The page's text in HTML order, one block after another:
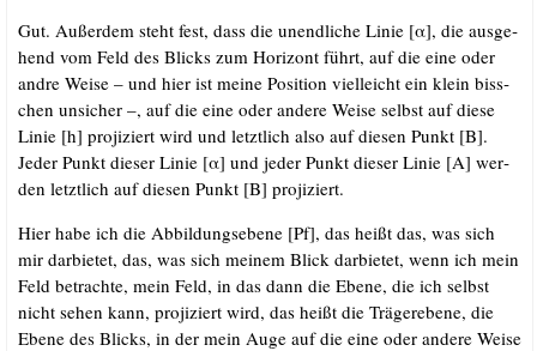
Gut. Außer­dem steht fest, dass die unend­li­che Linie [α], die aus­ge­
hend vom Feld des Blicks zum Hori­zont führt, auf die eine oder
and­re Wei­se – und hier ist mei­ne Posi­ti­on viel­leicht ein klein biss­
chen unsi­cher –, auf die eine oder ande­re Wei­se selbst auf die­se
Linie [h] pro­ji­ziert wird und letzt­lich also auf die­sen Punkt [B].
Jeder Punkt die­ser Linie [α] und jeder Punkt die­ser Linie [A] wer­
den letzt­lich auf die­sen Punkt [B] projiziert.
Hier habe ich die Abbil­dungs­ebe­ne [Pf], das heißt das, was sich
mir dar­bie­tet, das, was sich mei­nem Blick dar­bie­tet, wenn ich mein
Feld betrach­te, mein Feld, in das dann die Ebe­ne, die ich selbst
nicht sehen kann, pro­ji­ziert wird, das heißt die Trä­ge­r­ebe­ne, die
Ebe­ne des Blicks, in der mein Auge auf die eine oder ande­re Wei­se